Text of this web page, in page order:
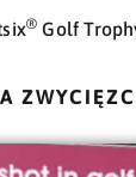
® Golf